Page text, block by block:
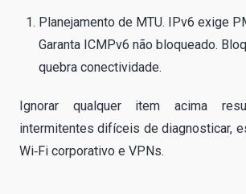
Planejamento de MTU. IPv6 exige
Garanta ICMPv6 não bloqueado.
quebra conectividade.
Ignorar qualquer item acima
intermitentes difíceis de diagnosticar,
Wi‑Fi corporativo e VPNs.